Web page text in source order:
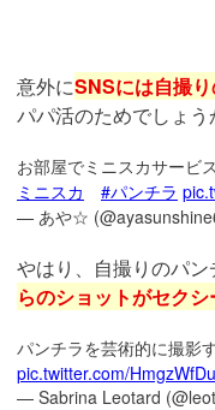
意外にSNSには自撮
パパ活のためでしょう
お部屋でミニスカサー
ミニスカ
#パンチラ
— あや☆
やはり、自撮りのパン
らのショットがセクシ
パンチラを芸術的に撮影
pic.twitter.com/
— Sabrina Leotard